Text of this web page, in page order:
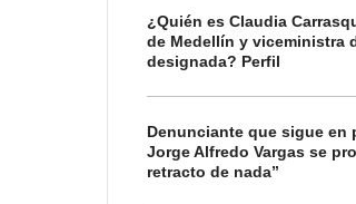
¿Quién es Claudia
de Medellín y viceministra
designada? Perfil
Denunciante que sigue en
Jorge Alfredo Vargas se
retracto de nada”